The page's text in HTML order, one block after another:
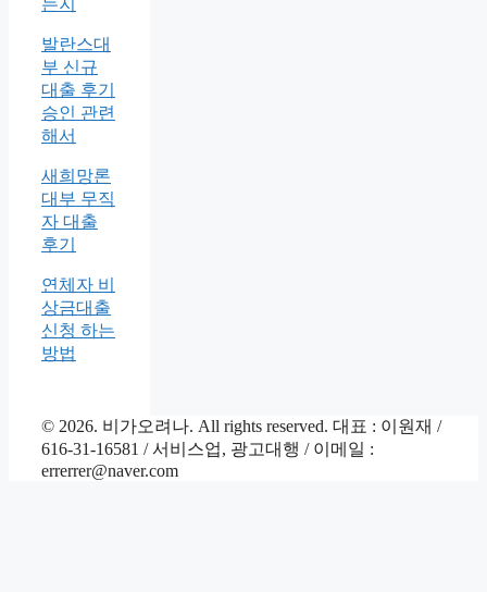
발란스대
부 신규
대출 후기
승인 관련
해서
새희망론
대부 무직
자 대출
후기
연체자 비
상금대출
신청 하는
방법
© 2026. 비가오려나. All rights reserved. 대표 : 이원재 /
616-31-16581 / 서비스업, 광고대행 / 이메일 :
errerrer@naver.com